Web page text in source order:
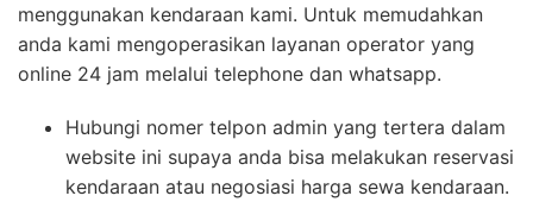
menggunakan kendaraan kami. Untuk memudahkan
anda kami mengoperasikan layanan operator yang
online 24 jam melalui telephone dan whatsapp.
Hubungi nomer telpon admin yang tertera dalam
website ini supaya anda bisa melakukan reservasi
kendaraan atau negosiasi harga sewa kendaraan.